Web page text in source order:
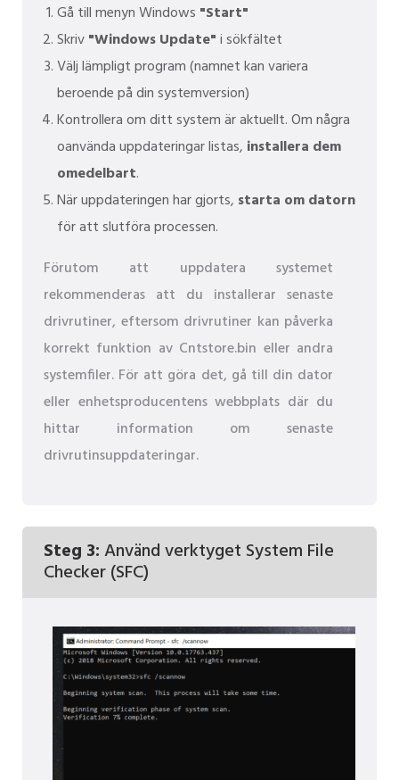
Gå till menyn Windows "Start"
Skriv"Windows Update"i sökfältet
Välj lämpligt program (namnet kan variera
beroende på din systemversion)
Kontrollera om ditt system är aktuellt. Om några
oanvända uppdateringar listas, installera dem
omedelbart.
När uppdateringen har gjorts, starta om datorn
för att slutföra processen.
Förutom att uppdatera systemet
rekommenderas att du installerar senaste
drivrutiner, eftersom drivrutiner kan påverka
korrekt funktion av Cntstore.bin eller andra
systemfiler. För att göra det, gå till din dator
eller enhetsproducentens webbplats där du
hittar information om senaste
drivrutinsuppdateringar.
Steg 3:Använd verktyget System File
Checker (SFC)